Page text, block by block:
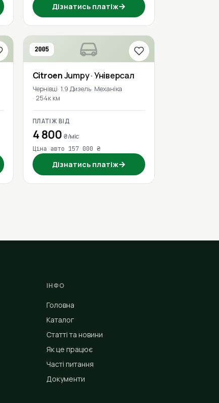
Дізнатись платіж→
2005
CitroenJumpy· Універсал
Чернівці 1.9 Дизель Механіка
254к км
ПЛАТІЖ ВІД
4 800 ₴/міс
Ціна авто 157 000 ₴
Дізнатись платіж→
ІНФО
Головна
Каталог
Статті та новини
Як це працює
Часті питання
Документи